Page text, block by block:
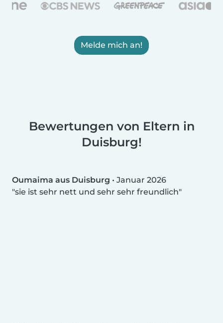
Melde mich an!
Bewertungen von Eltern in
Duisburg!
Oumaima aus Duisburg • Januar 2026
sie ist sehr nett und sehr sehr freundlich